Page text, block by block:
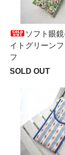
ソフト眼
イトグリーン
フ
SOLD OUT